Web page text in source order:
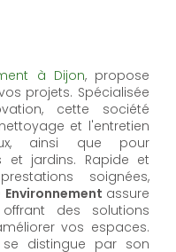
à Dijon, propose
projets. Spécialisée
cette société
et l'entretien
ainsi que pour
et jardins. Rapide et
soignées,
Environnement assure
des solutions
vos espaces.
distingue par son